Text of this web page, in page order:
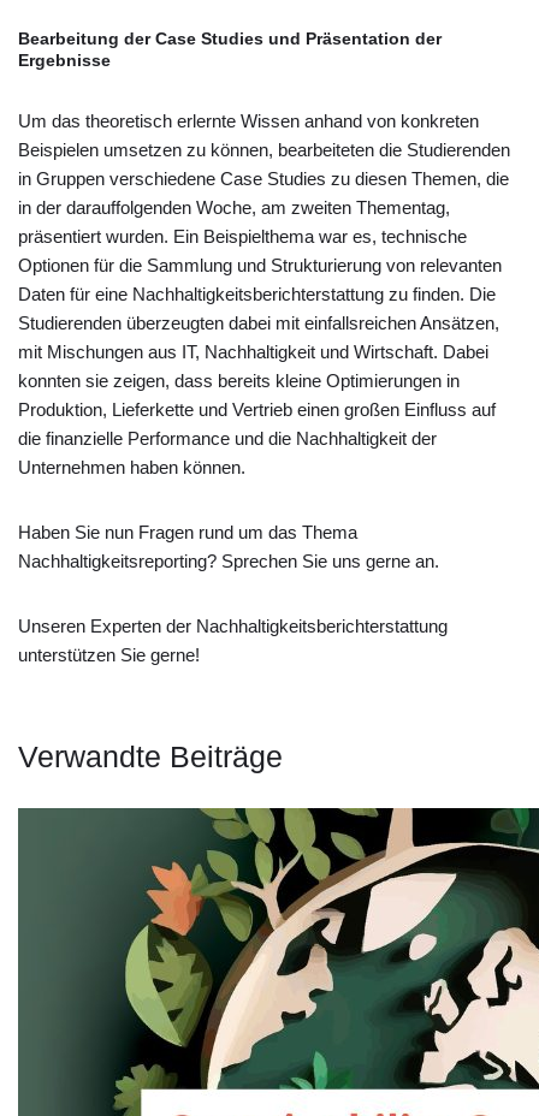
Bearbeitung der Case Studies und Präsentation der
Ergebnisse
Um das theoretisch erlernte Wissen anhand von konkreten
Beispielen umsetzen zu können, bearbeiteten die Studierenden
in Gruppen verschiedene Case Studies zu diesen Themen, die
in der darauffolgenden Woche, am zweiten Thementag,
präsentiert wurden. Ein Beispielthema war es, technische
Optionen für die Sammlung und Strukturierung von relevanten
Daten für eine Nachhaltigkeitsberichterstattung zu finden. Die
Studierenden überzeugten dabei mit einfallsreichen Ansätzen,
mit Mischungen aus IT, Nachhaltigkeit und Wirtschaft. Dabei
konnten sie zeigen, dass bereits kleine Optimierungen in
Produktion, Lieferkette und Vertrieb einen großen Einfluss auf
die finanzielle Performance und die Nachhaltigkeit der
Unternehmen haben können.
Haben Sie nun Fragen rund um das Thema
Nachhaltigkeitsreporting? Sprechen Sie uns gerne an.
Unseren Experten der Nachhaltigkeitsberichterstattung
unterstützen Sie gerne!
Verwandte Beiträge